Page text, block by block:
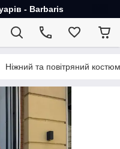
- Barbaris
Ніжний та повітряний